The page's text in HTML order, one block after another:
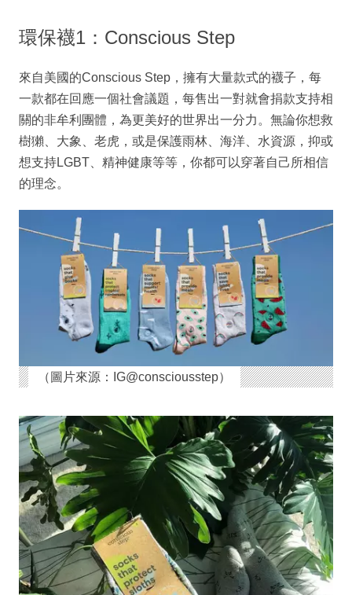
環保襪1：Conscious Step
來自美國的Conscious Step，擁有大量款式的襪子，每
一款都在回應一個社會議題，每售出一對就會捐款支持相
關的非牟利團體，為更美好的世界出一分力。無論你想救
樹獺、大象、老虎，或是保護雨林、海洋、水資源，抑或
想支持LGBT、精神健康等等，你都可以穿著自己所相信
的理念。
（圖片來源：IG@consciousstep）